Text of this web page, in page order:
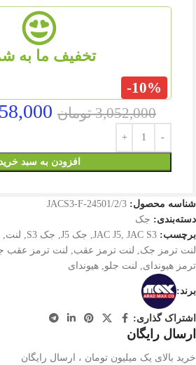
تخفیف ما به
-10%
3,052,000 تومان
افزودن به سبد
شناسه محصول: 24501/2/3-JACS3-F
دسته‌بندی: جک
برچسب:
JAC J5, JAC S3
, جک J5 , جک S3 , لنت,
لنت ترمز جک, لنت ترمز عقب, لنت ترمز عقب
ترمز هیوندای, لنت جلو, هیوندای
برند:
اشتراک گذاری:
ارسال رایگان
خرید بالای یک میلیون تومان ، ارسال رایگان